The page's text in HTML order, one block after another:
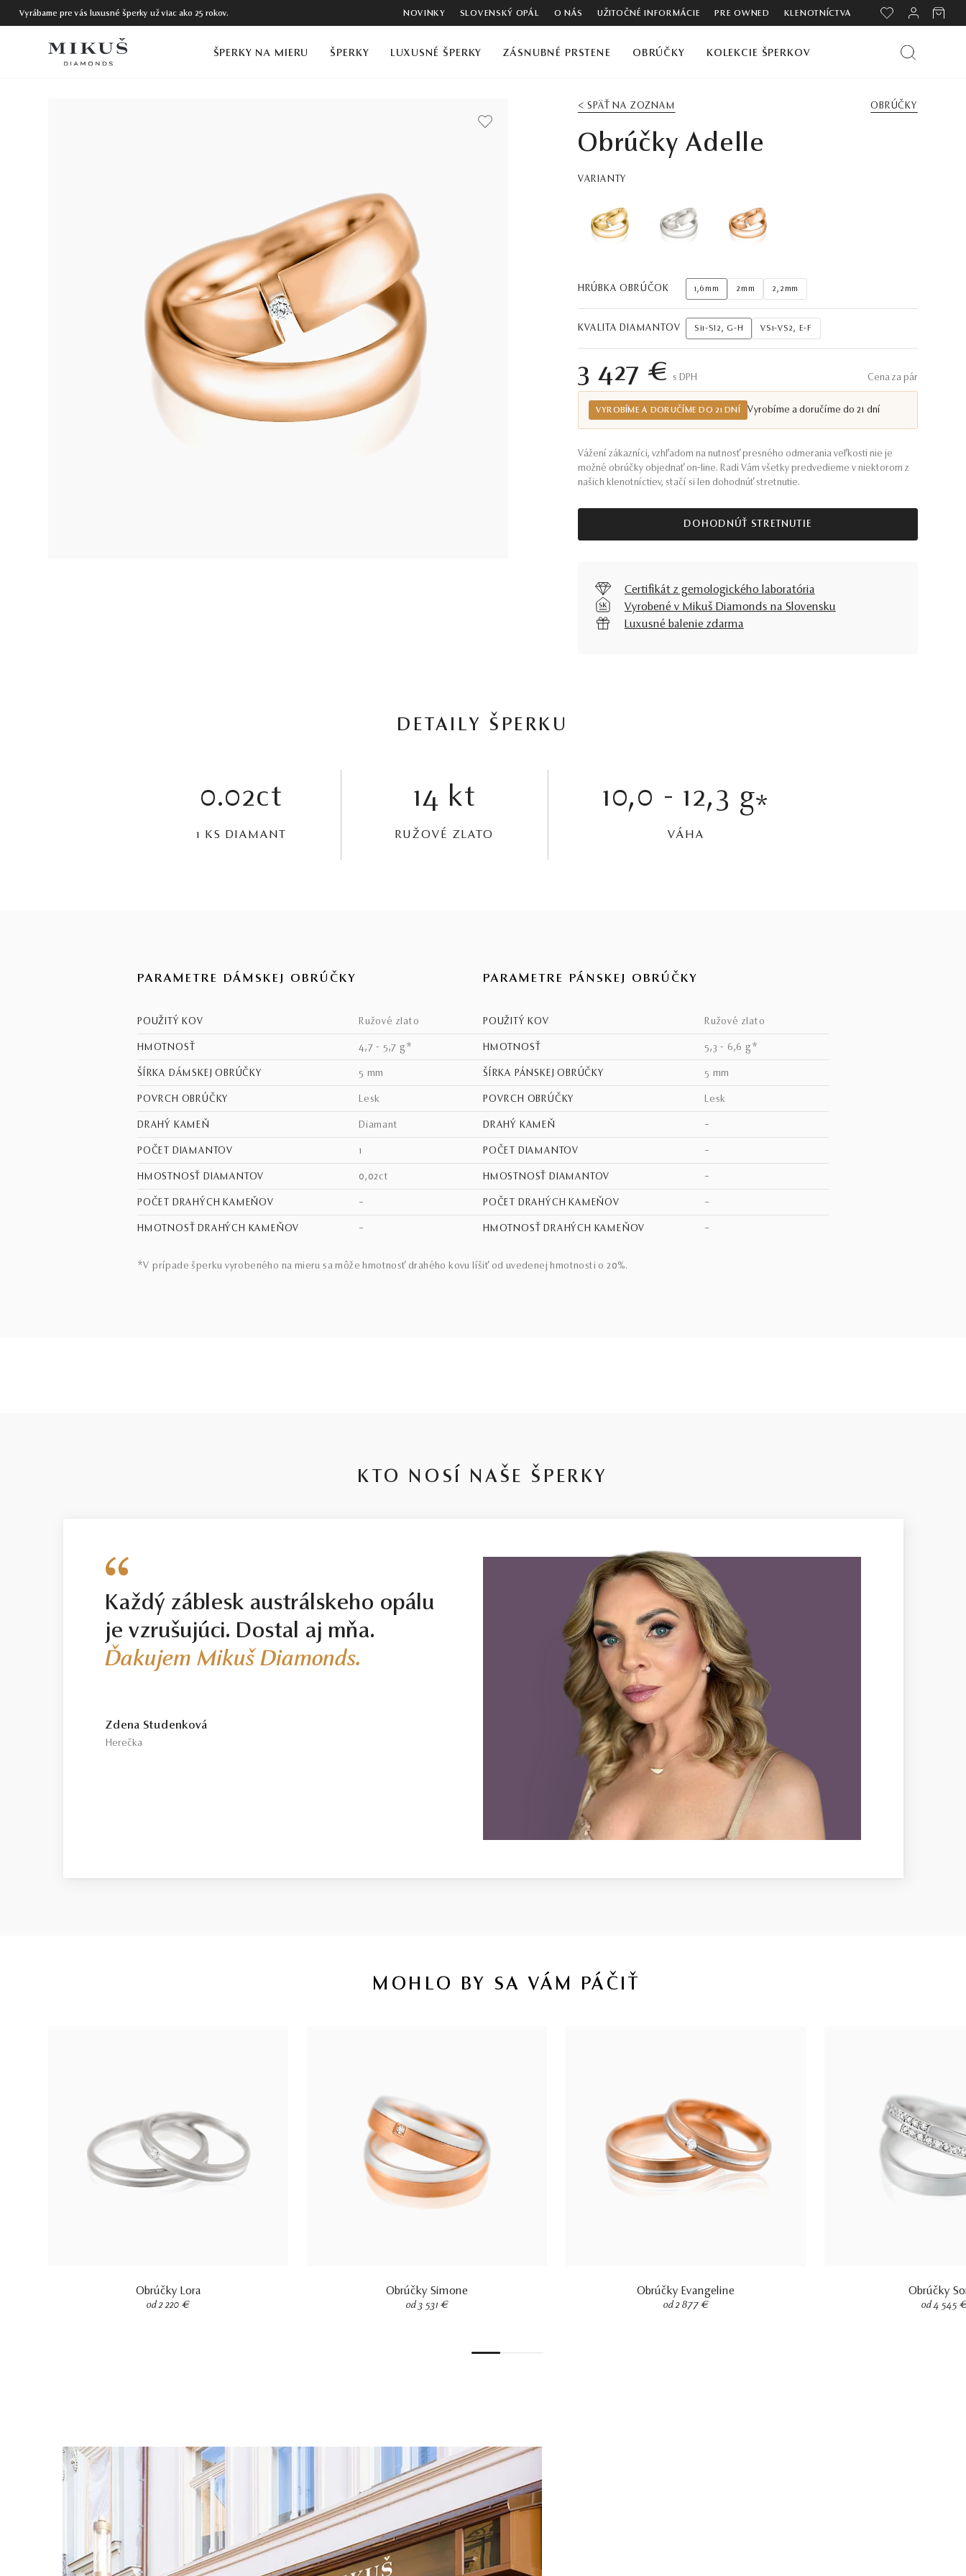
Vyrábame pre vás luxusné šperky už viac ako 25 rokov. NOVINKY SLOVENSKÝ OPÁL O NÁS UŽITOČNÉ INFORMÁCIE PRE OWNED KLENOTNÍCTVA
ŠPERKY NA MIERU ŠPERKY LUXUSNÉ ŠPERKY ZÁSNUBNÉ PRSTENE OBRÚČKY KOLEKCIE ŠPERKOV
< SPÄŤ NA ZOZNAM OBRÚČKY
Obrúčky Adelle
VARIANTY
HRÚBKA OBRÚČOK 1,6mm 2mm 2,2mm
KVALITA DIAMANTOV Si1-SI2, G-H VS1-VS2, E-F
3 427 € S DPH Cena za pár
VYROBÍME A DORUČÍME DO 21 DNÍ Vyrobíme a doručíme do 21 dní
Vážení zákazníci, vzhľadom na nutnosť presného odmerania veľkosti nie je
možné obrúčky objednať on-line. Radi Vám všetky predvedieme v niektorom z
našich klenotníctiev, stačí si len dohodnúť stretnutie.
DOHODNÚŤ STRETNUTIE
Certifikát z gemologického laboratória
Vyrobené v Mikuš Diamonds na Slovensku
Luxusné balenie zdarma
DETAILY ŠPERKU
0.02ct
1 KS DIAMANT
14 kt
RUŽOVÉ ZLATO
10,0 - 12,3 g*
VÁHA
PARAMETRE DÁMSKEJ OBRÚČKY
POUŽITÝ KOV ružové zlato
HMOTNOSŤ 4,7 - 5,7 g*
ŠÍRKA DÁMSKEJ OBRÚČKY 5 mm
POVRCH OBRÚČKY lesk
DRAHÝ KAMEŇ diamant
POČET DIAMANTOV 1
HMOSTNOSŤ DIAMANTOV 0,02ct
POČET DRAHÝCH KAMEŇOV –
HMOTNOSŤ DRAHÝCH KAMEŇOV –
PARAMETRE PÁNSKEJ OBRÚČKY
POUŽITÝ KOV ružové zlato
HMOTNOSŤ 5,3 - 6,6 g*
ŠÍRKA PÁNSKEJ OBRÚČKY 5 mm
POVRCH OBRÚČKY lesk
DRAHÝ KAMEŇ –
POČET DIAMANTOV –
HMOSTNOSŤ DIAMANTOV –
POČET DRAHÝCH KAMEŇOV –
HMOTNOSŤ DRAHÝCH KAMEŇOV –
*V prípade šperku vyrobeného na mieru sa môže hmotnosť drahého kovu líšiť od uvedenej hmotnosti o 20%.
KTO NOSÍ NAŠE ŠPERKY
Každý záblesk austrálskeho opálu
je vzrušujúci. Dostal aj mňa.
Ďakujem Mikuš Diamonds.
Zdena Studenková
Herečka
MOHLO BY SA VÁM PÁČIŤ
Obrúčky Lora
od 2 220 €
Obrúčky Simone
od 3 531 €
Obrúčky Evangeline
od 2 877 €
Obrúčky
od 4 545